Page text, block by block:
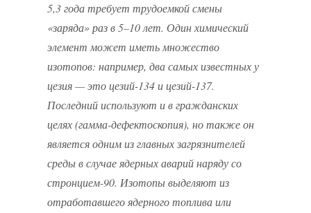
5,3 года требует трудоемкой смены
«заряда» раз в 5–10 лет. Один химический
элемент может иметь множество
изотопов: например, два самых известных у
цезия — это цезий-134 и цезий-137.
Последний используют и в гражданских
целях (гамма-дефектоскопия), но также он
является одним из главных загрязнителей
среды в случае ядерных аварий наряду со
стронцием-90. Изотопы выделяют из
отработавшего ядерного топлива или